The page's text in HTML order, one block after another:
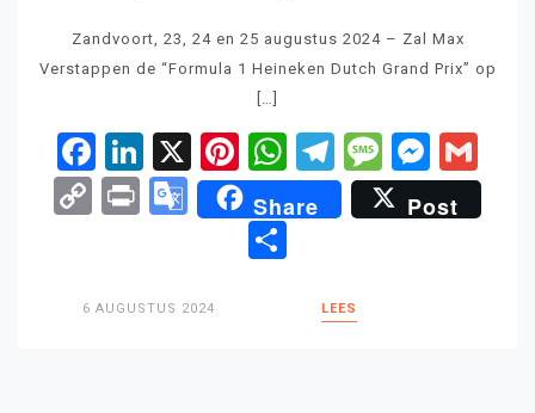
Zandvoort, 23, 24 en 25 augustus 2024 – Zal Max
Verstappen de “Formula 1 Heineken Dutch Grand Prix” op
[…]
Facebook
LinkedIn
X Pinterest
WhatsApp
Telegram
CopyPrintGoogle
Translate
Share Post
6 AUGUSTUS 2024 LEES